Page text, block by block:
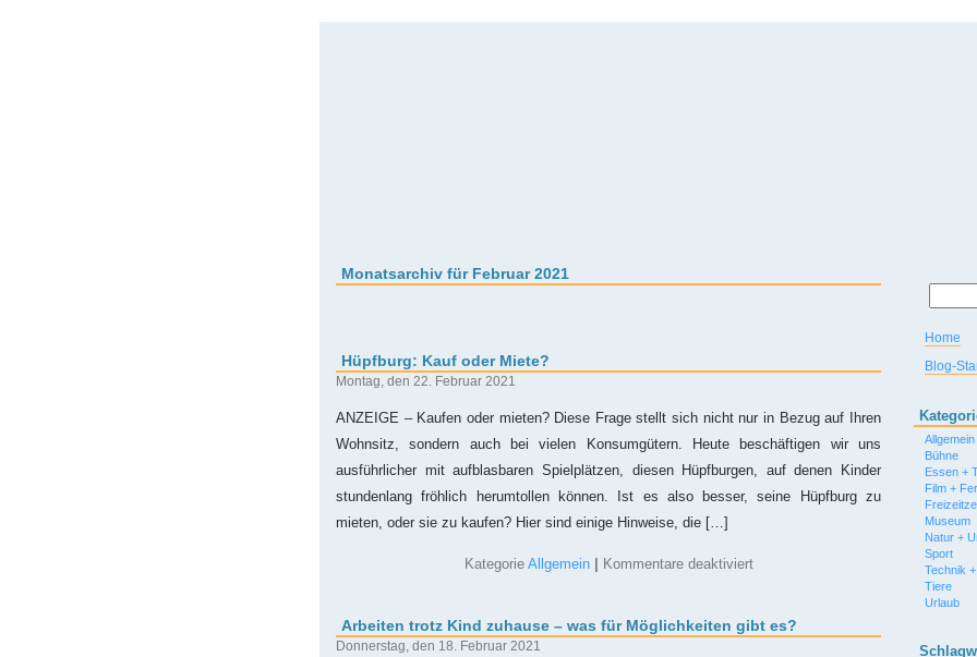
Monatsarchiv für Februar 2021
Hüpfburg: Kauf oder Miete?
Montag, den 22. Februar 2021
ANZEIGE – Kaufen oder mieten? Diese Frage stellt sich nicht nur in Bezug auf Ihren
Wohnsitz, sondern auch bei vielen Konsumgütern. Heute beschäftigen wir uns
ausführlicher mit aufblasbaren Spielplätzen, diesen Hüpfburgen, auf denen Kinder
stundenlang fröhlich herumtollen können. Ist es also besser, seine Hüpfburg zu
mieten, oder sie zu kaufen? Hier sind einige Hinweise, die […]
Kategorie Allgemein Kommentare deaktiviertfür
Miete?
Arbeiten trotz Kind zuhause – was für Möglichkeiten gibt es?
Donnerstag, den 18. Februar 2021
Home
Blog-
Allgemein
Bühne
Essen +
Film +
Museum
Natur +
Sport
Technik
Tiere
Urlaub